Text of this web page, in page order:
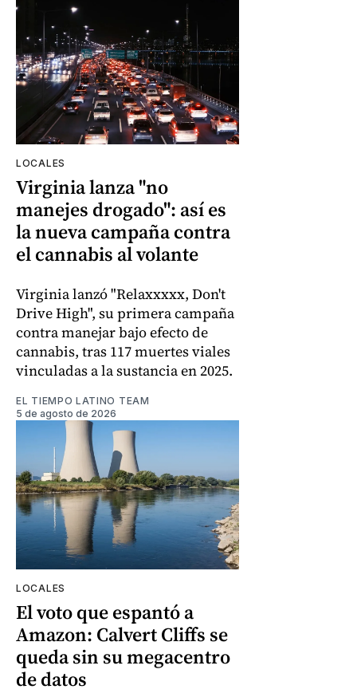
LOCALES
Virginia lanza "no
manejes drogado": así es
la nueva campaña contra
el cannabis al volante
Virginia lanzó "Relaxxxxx, Don't
Drive High", su primera campaña
contra manejar bajo efecto de
cannabis, tras 117 muertes viales
vinculadas a la sustancia en 2025.
EL TIEMPO LATINO TEAM
5 de agosto de 2026
LOCALES
El voto que espantó a
Amazon: Calvert Cliffs se
queda sin su megacentro
de datos